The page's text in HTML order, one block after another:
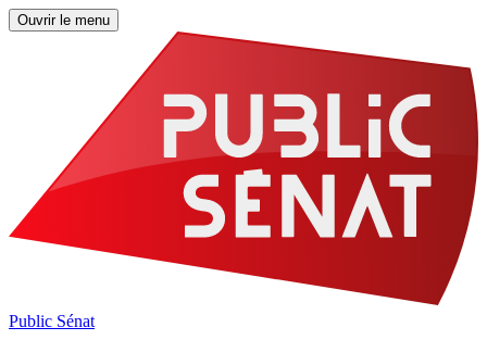
Ouvrir le menu
Public Sénat